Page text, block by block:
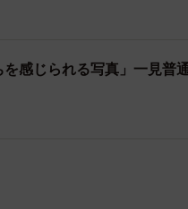
を感じられる写真」一見普